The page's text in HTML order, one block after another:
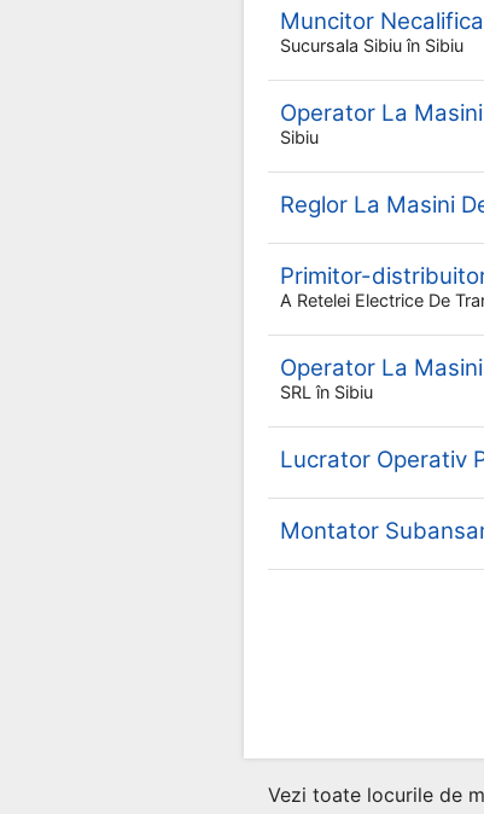
Muncitor
Sucursala Sibiu în Sibiu
Operator La
Sibiu
Reglor La Masini
Primitor-
A Retelei Electrice De
Operator La
SRL în Sibiu
Lucrator Operativ
Montator
Vezi toate locurile de